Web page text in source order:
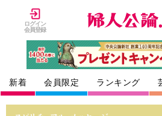
ログイン
会員登録
新着 会員限定 ランキング